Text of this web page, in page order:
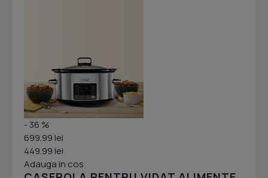
- 36 %
699.99 lei
449.99 lei
Adauga in cos